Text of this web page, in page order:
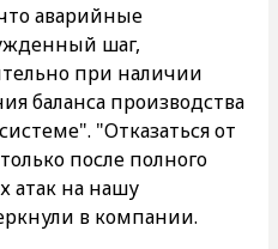
аварийные
шаг,
при наличии
баланса производства
"Отказаться от
после полного
атак на нашу
в компании.